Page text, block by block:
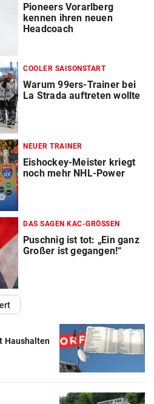
Pioneers Vorarlberg
kennen ihren neuen
Headcoach
COOLER SAISONSTART
Warum 99ers-Trainer bei
La Strada auftreten wollte
NEUER TRAINER
Eishockey-Meister kriegt
noch mehr NHL-Power
DAS SAGEN KAC-GRÖSSEN
Puschnig ist tot: „Ein ganz
Großer ist gegangen!“
Haushalten